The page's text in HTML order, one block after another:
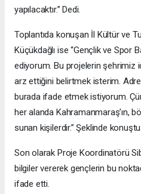
yapılacaktır.” Dedi.
Toplantıda konuşan İl Kültür ve
Küçükdağlı ise “Gençlik ve Spor
ediyorum. Bu projelerin şehrimiz
arz ettiğini belirtmek isterim.
burada ifade etmek istiyorum.
her alanda Kahramanmaraş’ın,
sunan kişilerdir.” Şeklinde konuştu.
Son olarak Proje Koordinatörü
bilgiler vererek gençlerin bu
ifade etti.